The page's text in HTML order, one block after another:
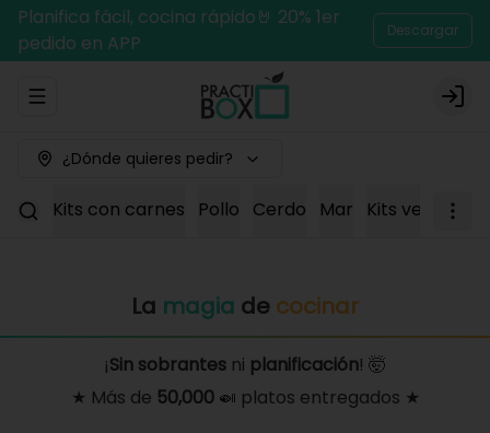
Planifica fácil, cocina rápido🤘 20% 1er
pedido en APP
Descargar
Abrir menu de navegación Login
¿Dónde quieres pedir?
Kits con carnes Pollo Cerdo Mar Kits
La magia de cocinar
¡Sin sobrantes ni planificación! 🤯
★ Más de 50,000🍛 platos entregados ★